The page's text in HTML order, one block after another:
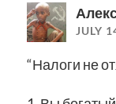
JULY
“Налоги не